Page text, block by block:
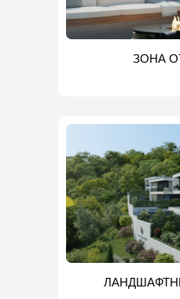
ЗОНА